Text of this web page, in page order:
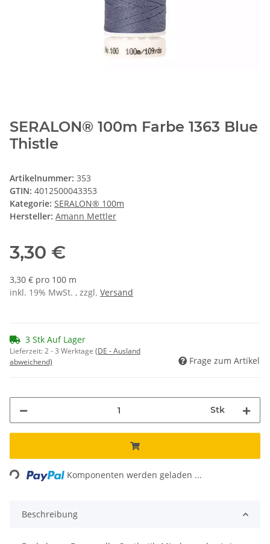
SERALON® 100m Farbe 1363 Blue
Thistle
Artikelnummer: 353
GTIN: 4012500043353
Kategorie: SERALON® 100m
Hersteller: Amann Mettler
3,30 €
3,30 € pro 100 m
inkl. 19% MwSt. , zzgl. Versand
3 Stk Auf Lager
Lieferzeit:2 - 3 Werktage (DE - Ausland
abweichend)
Frage zum Artikel
Stk
Komponenten werden geladen ...
Beschreibung